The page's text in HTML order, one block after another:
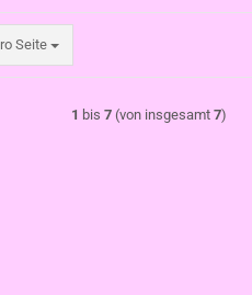
Seite
1 bis 7 (von insgesamt 7)